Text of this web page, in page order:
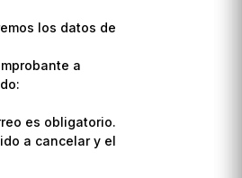
los datos de
a
es obligatorio.
a cancelar y el